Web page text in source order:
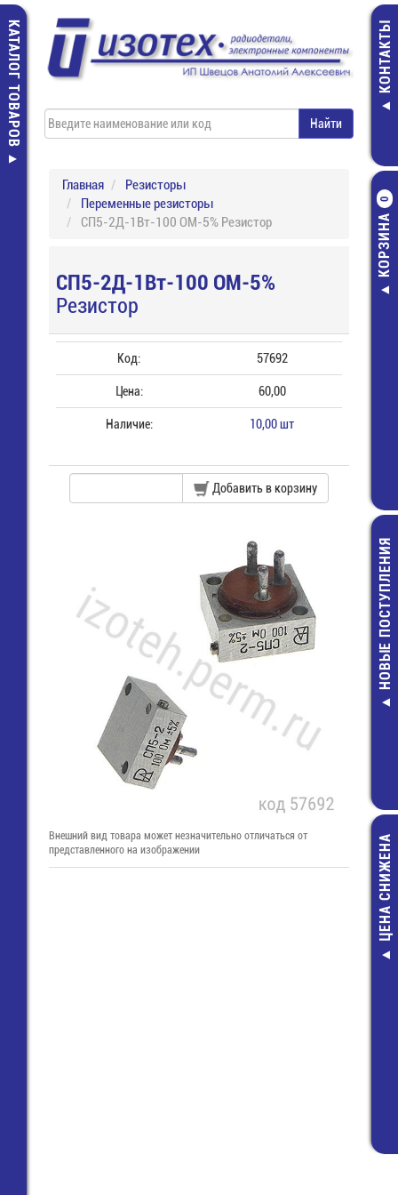
КАТАЛОГ ТОВАРОВ КОНТАКТЫ
КОРЗИНА
0
SCS-6 (DIP-
Панелька
контактов
НОВЫЕ ПОСТУПЛЕНИЯ
ЦЕНА СНИЖЕНА
Главная
Резисторы
Переменные резисторы
СП5-2Д-1Вт-100 ОМ-5% Резистор
СП5-2Д-1Вт-100 ОМ-5%
Резистор
Код: 57692
Цена: 60,00
Наличие: 10,00 шт
Добавить в корзину
Внешний вид товара может незначительно отличаться от
представленного на изображении